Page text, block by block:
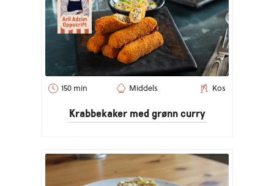
150 min Middels Kos
Krabbekaker med grønn curry